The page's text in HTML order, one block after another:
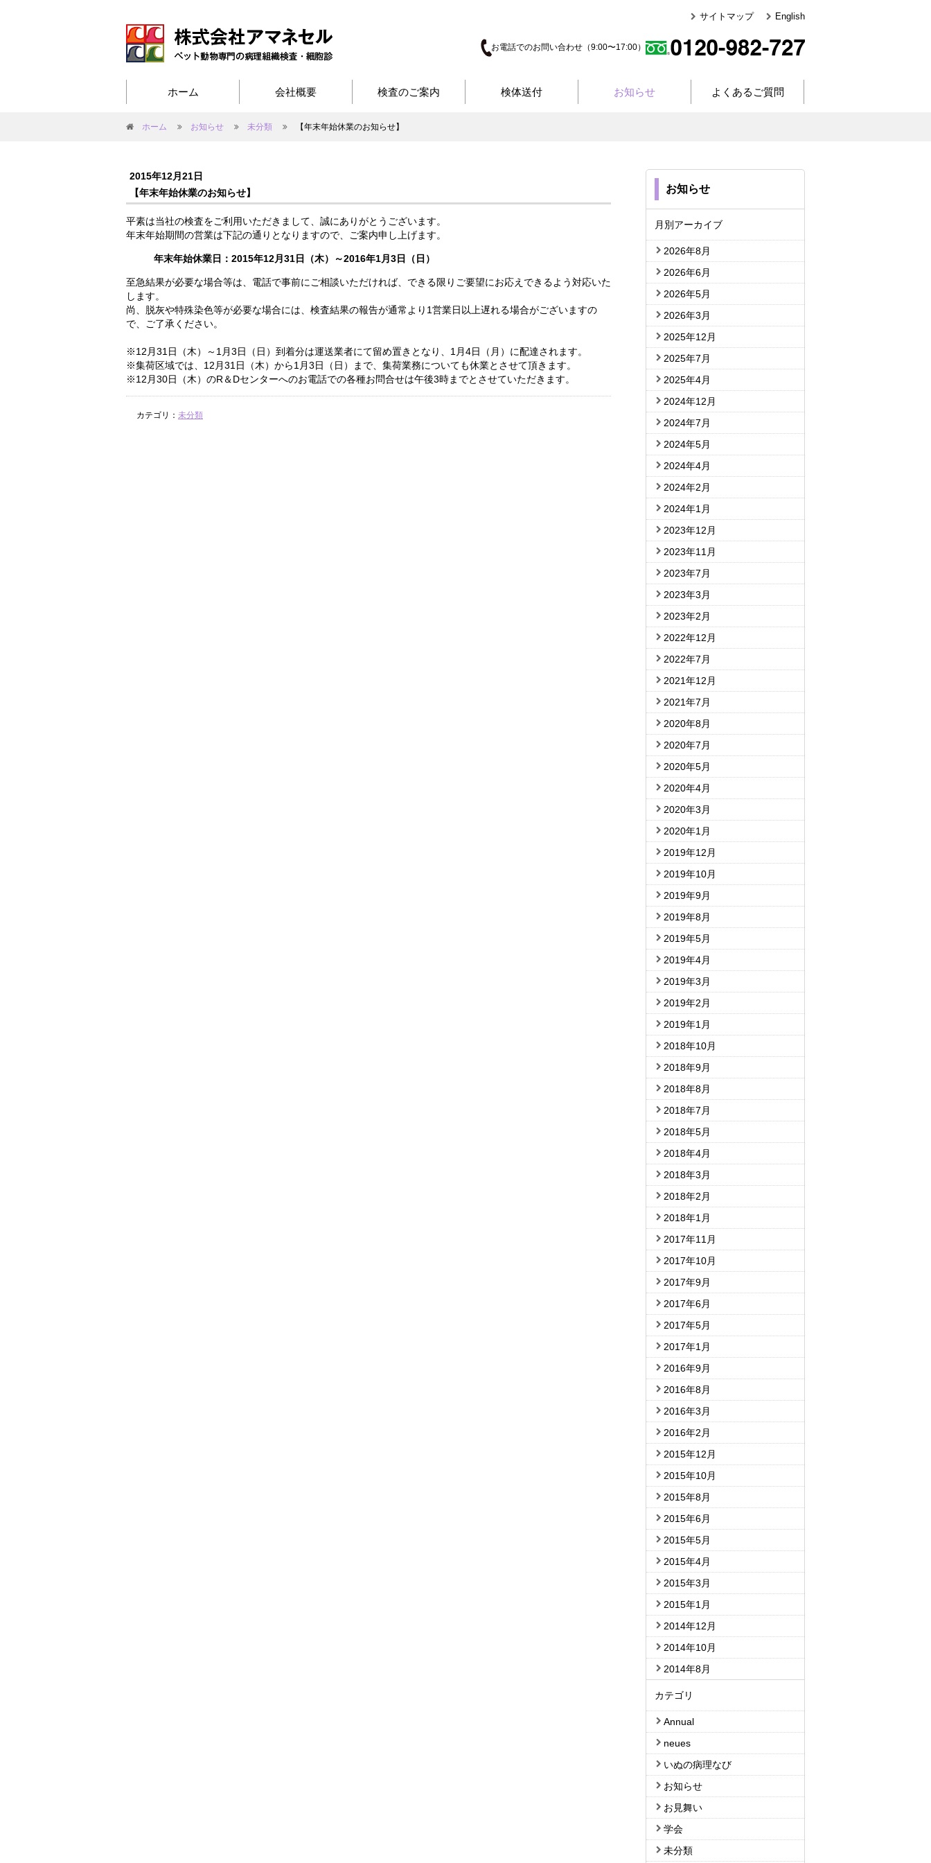
サイトマップ English
お電話でのお問い合わせ（9:00〜17:00）
ホーム 会社概要 検査のご案内 検体送付 お知らせ よくあるご質問
ホーム お知らせ 未分類 【年末年始休業のお知らせ】
2015年12月21日
【年末年始休業のお知らせ】
平素は当社の検査をご利用いただきまして、誠にありがとうございます。
年末年始期間の営業は下記の通りとなりますので、ご案内申し上げます。
年末年始休業日：2015年12月31日（木）～2016年1月3日（日）
至急結果が必要な場合等は、電話で事前にご相談いただければ、できる限りご要望にお応えできるよう対応いた
します。
尚、脱灰や特殊染色等が必要な場合には、検査結果の報告が通常より1営業日以上遅れる場合がございますの
で、ご了承ください。
※12月31日（木）～1月3日（日）到着分は運送業者にて留め置きとなり、1月4日（月）に配達されます。
※集荷区域では、12月31日（木）から1月3日（日）まで、集荷業務についても休業とさせて頂きます。
※12月30日（木）のR＆Dセンターへのお電話での各種お問合せは午後3時までとさせていただきます。
カテゴリ： 未分類
お知らせ
月別アーカイブ
2026年8月
2026年6月
2026年5月
2026年3月
2025年12月
2025年7月
2025年4月
2024年12月
2024年7月
2024年5月
2024年4月
2024年2月
2024年1月
2023年12月
2023年11月
2023年7月
2023年3月
2023年2月
2022年12月
2022年7月
2021年12月
2021年7月
2020年8月
2020年7月
2020年5月
2020年4月
2020年3月
2020年1月
2019年12月
2019年10月
2019年9月
2019年8月
2019年5月
2019年4月
2019年3月
2019年2月
2019年1月
2018年10月
2018年9月
2018年8月
2018年7月
2018年5月
2018年4月
2018年3月
2018年2月
2018年1月
2017年11月
2017年10月
2017年9月
2017年6月
2017年5月
2017年1月
2016年9月
2016年8月
2016年3月
2016年2月
2015年12月
2015年10月
2015年8月
2015年6月
2015年5月
2015年4月
2015年3月
2015年1月
2014年12月
2014年10月
2014年8月
カテゴリ
Annual
neues
いぬの病理なび
お知らせ
お見舞い
学会
未分類